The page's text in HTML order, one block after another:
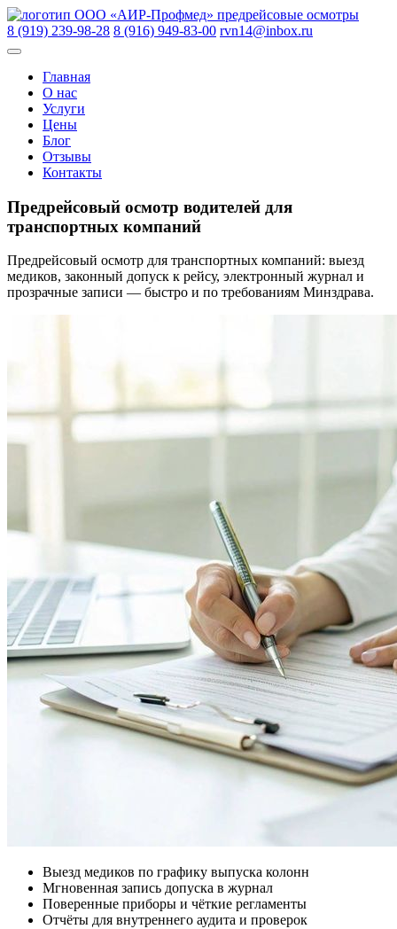
Skip
to
content
ООО «АИР-Профмед» предрейсовые осмотры
8 (919) 239-98-28 8 (916) 949-83-00 rvn14@inbox.ru
Главная
О нас
Услуги
Цены
Блог
Отзывы
Контакты
Предрейсовый осмотр водителей для
транспортных компаний
Предрейсовый осмотр для транспортных компаний: выезд
медиков, законный допуск к рейсу, электронный журнал и
прозрачные записи — быстро и по требованиям Минздрава.
Выезд медиков по графику выпуска колонн
Мгновенная запись допуска в журнал
Поверенные приборы и чёткие регламенты
Отчёты для внутреннего аудита и проверок